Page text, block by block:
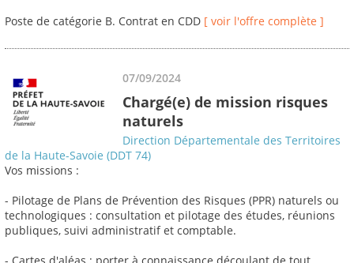
Poste de catégorie B. Contrat en CDD [ voir l'offre complète ]
07/09/2024
Chargé(e) de mission risques
naturels
Direction Départementale des Territoires
de la Haute-Savoie (DDT 74)
Vos missions :
- Pilotage de Plans de Prévention des Risques (PPR) naturels ou
technologiques : consultation et pilotage des études, réunions
publiques, suivi administratif et comptable.